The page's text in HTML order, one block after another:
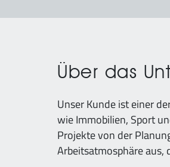
Über das
Unser Kunde ist einer
wie Immobilien, Sport
Projekte von der
Arbeitsatmosphäre